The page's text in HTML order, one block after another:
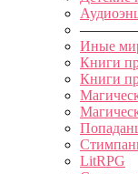
Иные
Книги
Книги
LitRPG